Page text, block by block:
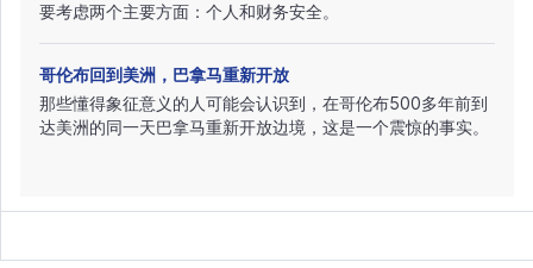
要考虑两个主要方面：个人和财务安全。
哥伦布回到美洲，巴拿马重新开放
那些懂得象征意义的人可能会认识到，在哥伦布500多年前到
达美洲的同一天巴拿马重新开放边境，这是一个震惊的事实。